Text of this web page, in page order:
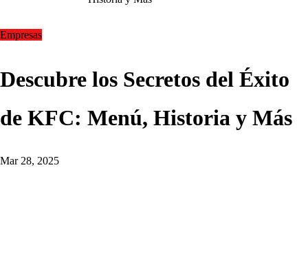
Empresas
Descubre los Secretos del Éxito
de KFC: Menú, Historia y Más
Mar 28, 2025